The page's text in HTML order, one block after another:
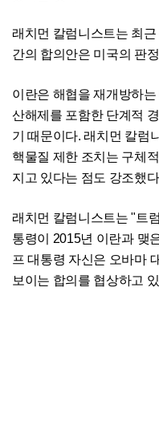
래치먼 칼럼니스트는 최
간의 합의안은 미국의 판
이란은 해협을 재개방하
산해제를 포함한 단계적
기 때문이다. 래치먼 칼럼
핵물질 제한 조치는 구체
지고 있다는 점도 강조했
래치먼 칼럼니스트는 "트
통령이 2015년 이란과 맺
프 대통령 자신은 오바마
보이는 합의를 협상하고